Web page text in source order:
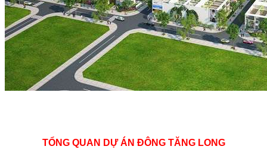
TỔNG QUAN DỰ ÁN ĐÔNG TĂNG LONG